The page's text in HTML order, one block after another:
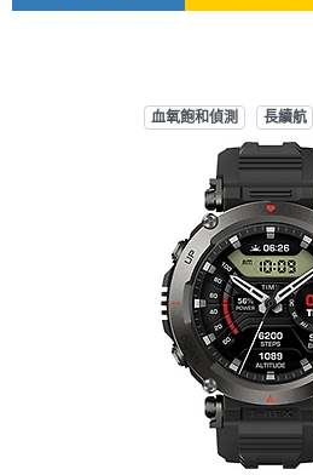
血氧飽和偵測 長續航